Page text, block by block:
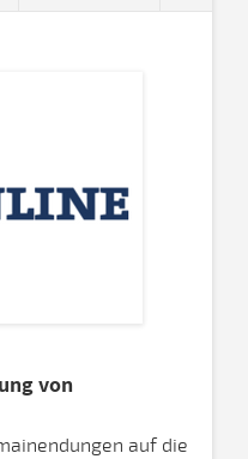
von
auf die